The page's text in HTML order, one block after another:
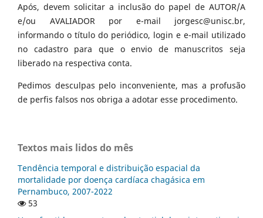
Após, devem solicitar a inclusão do papel de AUTOR/A
e/ou AVALIADOR por e-mail jorgesc@unisc.br,
informando o título do periódico, login e e-mail utilizado
no cadastro para que o envio de manuscritos seja
liberado na respectiva conta.
Pedimos desculpas pelo inconveniente, mas a profusão
de perfis falsos nos obriga a adotar esse procedimento.
Textos mais lidos do mês
Tendência temporal e distribuição espacial da
mortalidade por doença cardíaca chagásica em
Pernambuco, 2007-2022
53